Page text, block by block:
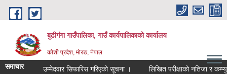
Skip to main content
बुढीगंगा गाउँपालिका, गाउँ कार्यपालिकाको कार्यालय
कोशी प्रदेश, मोरङ, नेपाल
समाचार उम्मेदवार सिफारिस गरिएको सूचना । लिखित परीक्षाको नतिजा र